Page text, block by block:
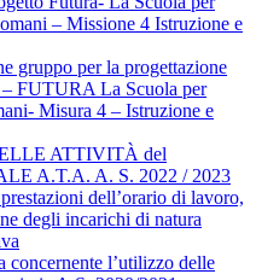
– Missione 4 Istruzione e
gruppo per la progettazione
FUTURA La Scuola per
Misura 4 – Istruzione e
ATTIVITÀ del
A.T.A. A. S. 2022 / 2023
dell’orario di lavoro,
degli incarichi di natura
concernente l’utilizzo delle